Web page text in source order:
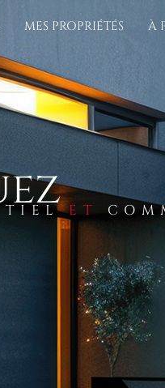
MES PROPRIÉTÉS À
ET